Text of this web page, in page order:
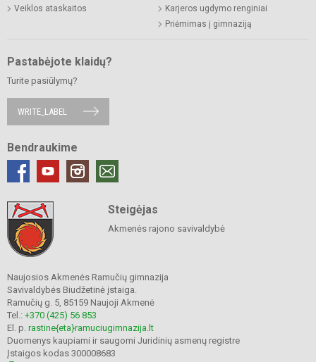
Veiklos ataskaitos
Karjeros ugdymo renginiai
Priėmimas į gimnaziją
Pastabėjote klaidų?
Turite pasiūlymų?
WRITE_LABEL
Bendraukime
Steigėjas
Akmenės rajono savivaldybė
Naujosios Akmenės Ramučių gimnazija
Savivaldybės Biudžetinė įstaiga.
Ramučių g. 5, 85159 Naujoji Akmenė
Tel.: +370 (425) 56 853
El. p. rastine{eta}ramuciugimnazija.lt
Duomenys kaupiami ir saugomi Juridinių asmenų registre
Įstaigos kodas 300008683